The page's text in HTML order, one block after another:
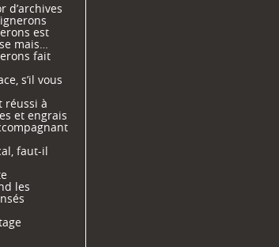
d’archives
est
mais…
fait
s’il vous
réussi à
et engrais
faut-il
les